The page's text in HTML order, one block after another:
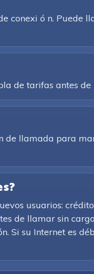
conexi ó n. Puede
de tarifas antes
de llamada para
usuarios:
de llamar sin
Si su Internet es